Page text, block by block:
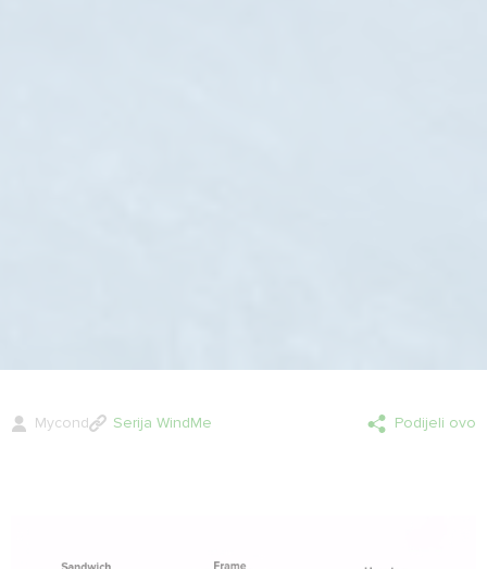
Mycond Serija WindMe Podijeli ovo